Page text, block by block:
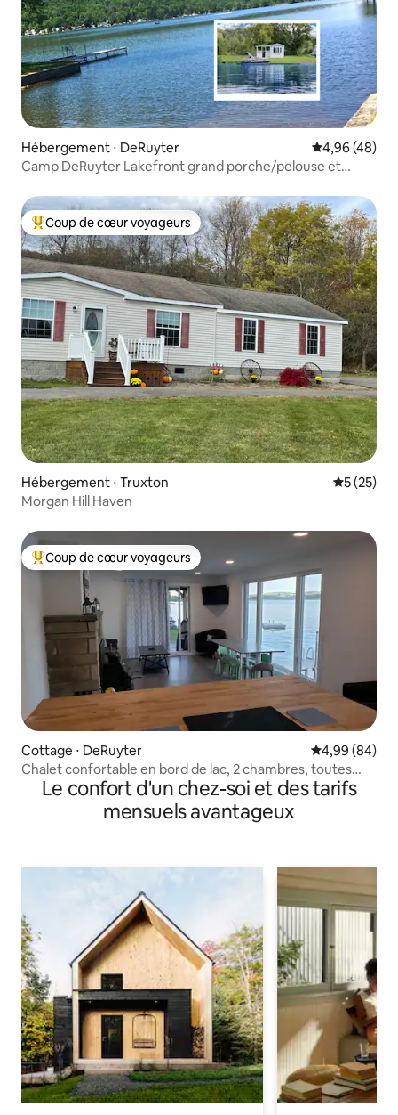
Hébergement ⋅ DeRuyter Évaluation
4,96 (48)
Camp DeRuyter Lakefront grand porche/pelouse et
Coups de cœur voyageurs les plus appréciés
Coup de cœur voyageurs
Hébergement ⋅ Truxton
5 (25)
Morgan Hill Haven
Coups de cœur voyageurs les plus appréciés
Coup de cœur voyageurs
Cottage ⋅ DeRuyter Évaluation
4,99 (84)
Chalet confortable en bord de lac, 2 chambres, toutes
saisons
Le confort d'un chez-soi et des tarifs
mensuels avantageux